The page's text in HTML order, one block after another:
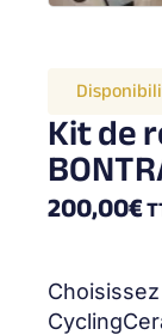
Kit de
200,00€